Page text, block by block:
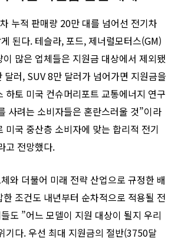
누적 판매량 20만 대를 넘어선 전기차
된다. 테슬라, 포드, 제너럴모터스(GM)
많은 업체들은 지원금 대상에서 제외됐
달러, SUV 8만 달러가 넘어가면 지원금을
하토 미국 컨슈머리포트 교통에너지 연구
사려는 소비자들은 혼란스러울 것”이라
미국 중산층 소비자에 맞는 합리적 전기
고 전망했다.
와 더불어 미래 전략 산업으로 규정한 배
조건도 내년부터 순차적으로 적용될 전
도 ”어느 모델이 지원 대상이 될지 우리
기다. 우선 최대 지원금의 절반(3750달